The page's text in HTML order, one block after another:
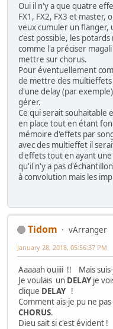
Oui il n'y a que quatre
FX1, FX2, FX3 et master,
veux cumuler un flanger,
c'est possible, les
comme l'a préciser
mettre sur chorus.
Pour éventuellement
de mettre des multieffets
d'une delay (par
gérer.
Ce qui serait souhaitable
en place tout en étant
mémoire d'effets par
avec des multieffet il
d'effets tout en ayant
qu'il n'y a pas
à convolution mais les
Tidom
vArranger
January 28, 2018, 05:56:37 PM
Aaaaah ouiiii !! Mais
Je voulais un DELAY je
clique DELAY !
Comment ais-je pu ne
CHORUS.
Dieu sait si c'est évident !